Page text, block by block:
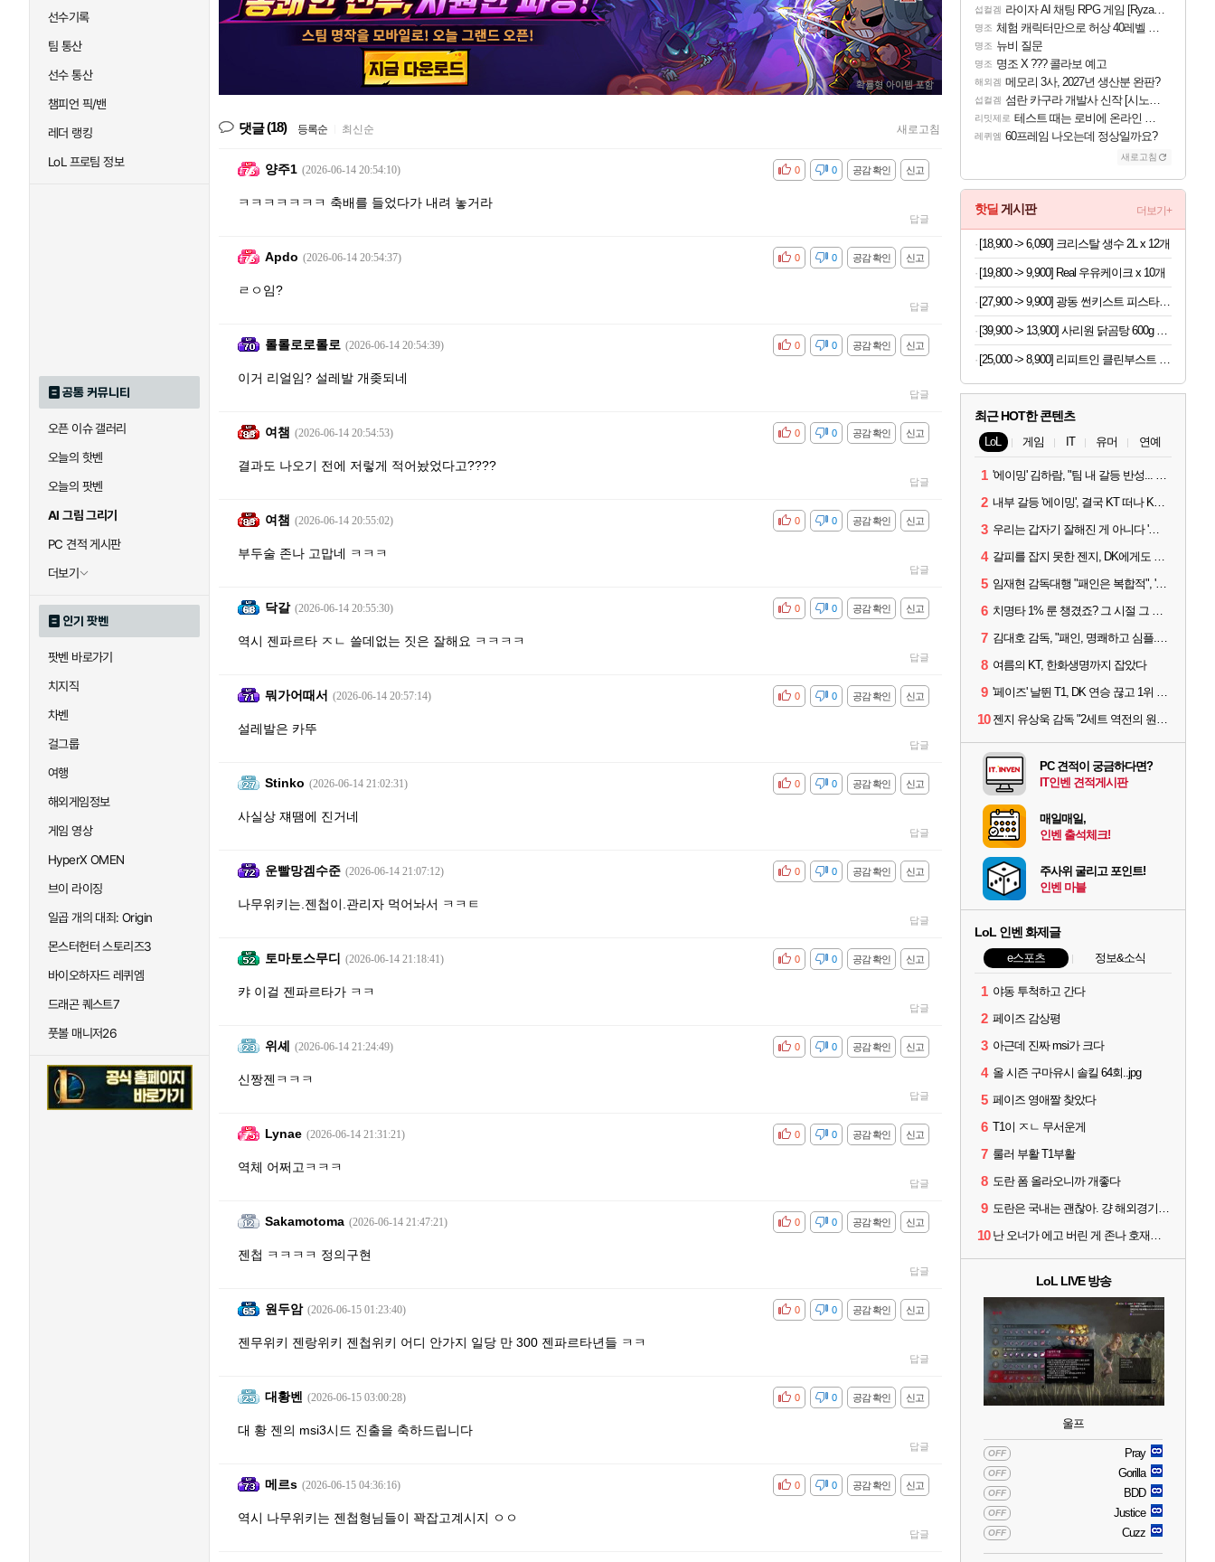
선수기록
팀 통산
선수 통산
챔피언 픽/밴
레더 랭킹
LoL 프로팀 정보
공통 커뮤니티
오픈 이슈 갤러리
오늘의 핫벤
오늘의 팟벤
AI 그림 그리기
PC 견적 게시판
더보기
인기 팟벤
팟벤 바로가기
치지직
차벤
걸그룹
여행
해외게임정보
게임 영상
HyperX OMEN
브이 라이징
일곱 개의 대죄: Origin
몬스터헌터 스토리즈3
바이오하자드 레퀴엠
드래곤 퀘스트7
풋볼 매니저26
댓글(18) 등록순 최신순 새로고침
양주1 (2026-06-14 20:54:10) 신고
공감 확인
비공감 0
0
ㅋㅋㅋㅋㅋㅋㅋ 축배를 들었다가 내려 놓거라
답글
Apdo (2026-06-14 20:54:37) 신고
공감 확인
비공감 0
0
ㄹㅇ임?
답글
롤롤로로롤로 (2026-06-14 20:54:39) 신고
공감 확인
비공감 0
0
이거 리얼임? 설레발 개좆되네
답글
여챔 (2026-06-14 20:54:53) 신고
공감 확인
비공감 0
0
결과도 나오기 전에 저렇게 적어놨었다고????
답글
여챔 (2026-06-14 20:55:02) 신고
공감 확인
비공감 0
0
부두술 존나 고맙네 ㅋㅋㅋ
답글
닥갈 (2026-06-14 20:55:30) 신고
공감 확인
비공감 0
0
역시 젠파르타 ㅈㄴ 쓸데없는 짓은 잘해요 ㅋㅋㅋㅋ
답글
뭐가어때서 (2026-06-14 20:57:14) 신고
공감 확인
비공감 0
0
설레발은 카뚜
답글
Stinko (2026-06-14 21:02:31) 신고
공감 확인
비공감 0
0
사실상 쟤땜에 진거네
답글
운빨망겜수준 (2026-06-14 21:07:12) 신고
공감 확인
비공감 0
0
나무위키는.젠첩이.관리자 먹어놔서 ㅋㅋㅌ
답글
토마토스무디 (2026-06-14 21:18:41) 신고
공감 확인
비공감 0
0
캬 이걸 젠파르타가 ㅋㅋ
답글
위셰 (2026-06-14 21:24:49) 신고
공감 확인
비공감 0
0
신짱젠ㅋㅋㅋ
답글
Lynae (2026-06-14 21:31:21) 신고
공감 확인
비공감 0
0
역체 어쩌고ㅋㅋㅋ
답글
Sakamotoma (2026-06-14 21:47:21) 신고
공감 확인
비공감 0
0
젠첩 ㅋㅋㅋㅋ 정의구현
답글
원두암 (2026-06-15 01:23:40) 신고
공감 확인
비공감 0
0
젠무위키 젠랑위키 젠첩위키 어디 안가지 일당 만 300 젠파르타년들 ㅋㅋ
답글
대황벤 (2026-06-15 03:00:28) 신고
공감 확인
비공감 0
0
대 황 젠의 msi3시드 진출을 축하드립니다
답글
메르s (2026-06-15 04:36:16) 신고
공감 확인
비공감 0
0
역시 나무위키는 젠첩형님들이 꽉잡고계시지 ㅇㅇ
답글
섭컬겜 라이자 AI 채팅 RPG 게임 [RyzaChat: AI] 공개
명조 체험 캐릭터만으로 허상 40레벨 하이와티아 5분 컷!｜에이메스·린네·모니에 명함
명조 뉴비 질문
명조 명조 X ??? 콜라보 예고
해외겜 메모리 3사, 2027년 생산분 완판?
섭컬겜 섬란 카구라 개발사 신작 [시노비 넥서스] 연내 출시 예정
리밋제로 테스트 때는 로비에 온라인 기능이 있는데
레퀴엠 60프레임 나오는데 정상일까요?
새로고침
핫딜 게시판 더보기+
[18,900 -> 6,090] 크리스탈 생수 2L x 12개
[19,800 -> 9,900] Real 우유케이크 x 10개
[27,900 -> 9,900] 광동 썬키스트 피스타치오 언스위트 190ml x 24개
[25,000 -> 8,900] 리피트인 클린부스트 주방세제 1L x 2개
최근 HOT한 콘텐츠
LoL 게임 IT 유머 연예
1 '에이밍' 김하람, "팀 내 갈등 반성... 끝까지 뛰고 싶었다"
2 내부 갈등 '에이밍', 결국 KT 떠나 KRX로...'지우'와 트레이드
3 우리는 갑자기 잘해진 게 아니다 '씨맥' 김대호 감독의 자신감
4 갈피를 잡지 못한 젠지, DK에게도 0:2 패배
5 임재현 감독대행 "패인은 복합적", '도란' "팀에 과부하 왔다"
6 치명타 1% 룬 챙겼죠? 그 시절 그 감성 '롤 클래식' 30일 출시
7 김대호 감독, "패인, 명쾌하고 심플...다시 힘낼 수 있어"
8 여름의 KT, 한화생명까지 잡았다
9 '페이즈' 날뛴 T1, DK 연승 끊고 1위 지켜
10 젠지 유상욱 감독 "2세트 역전의 원인...너무 급했다"
PC 견적이 궁금하다면?
IT인벤 견적게시판
매일매일,
인벤 출석체크!
주사위 굴리고 포인트!
인벤 마블
LoL 인벤 화제글
e스포츠 정보&소식
1 야동 투척하고 간다
2 페이즈 감상평
3 아근데 진짜 msi가 크다
4 올 시즌 구마유시 솔킬 64회..jpg
5 페이즈 영애짤 찾았다
6 T1이 ㅈㄴ 무서운게
7 룰러 부활 T1부활
8 도란 폼 올라오니까 개좋다
9 도란은 국내는 괜찮아. 걍 해외경기가 개 쓰레기라 그래
10 난 오너가 에고 버린 게 존나 호재라고 봄
LoL LIVE 방송
울프
OFF Pray
OFF Gorilla
OFF BDD
OFF Justice
OFF Cuzz